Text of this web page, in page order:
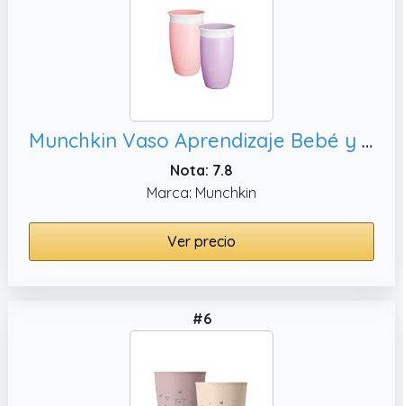
Munchkin Vaso Aprendizaje Bebé y Niños Pequeños, Rosa/Morado
Nota: 7.8
Marca: Munchkin
Ver precio
#6